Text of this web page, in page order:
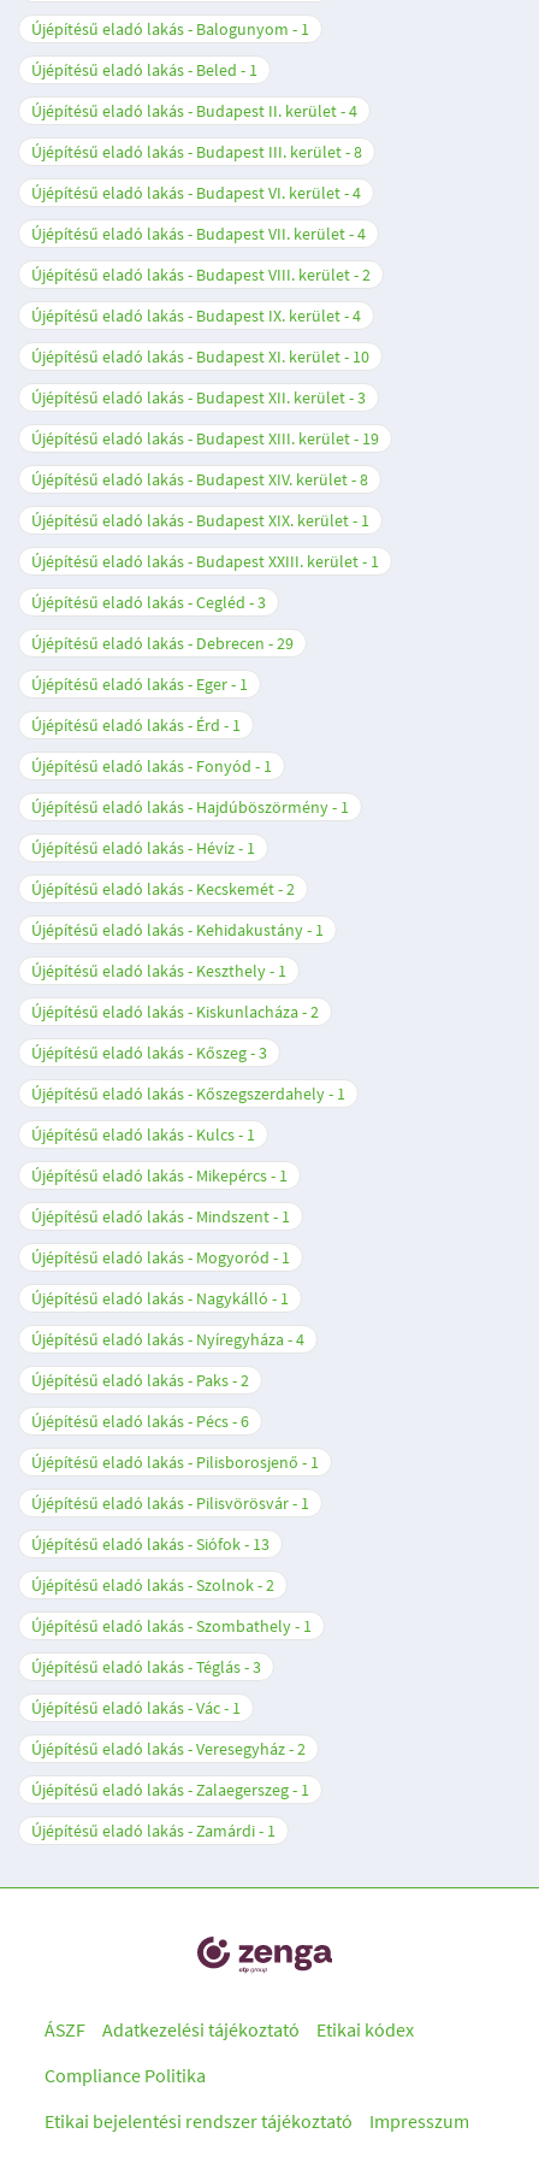
Újépítésű eladó lakás - Balogunyom
1
Újépítésű eladó lakás - Beled
1
Újépítésű eladó lakás - Budapest II. kerület 4
Újépítésű eladó lakás - Budapest III. kerület 8
Újépítésű eladó lakás - Budapest VI. kerület 4
Újépítésű eladó lakás - Budapest VII. kerület 4
Újépítésű eladó lakás - Budapest VIII. kerület 2
Újépítésű eladó lakás - Budapest IX. kerület 4
Újépítésű eladó lakás - Budapest XI. kerület
10
Újépítésű eladó lakás - Budapest XII. kerület 3
Újépítésű eladó lakás - Budapest XIII. kerület
19
Újépítésű eladó lakás - Budapest XIV. kerület 8
Újépítésű eladó lakás - Budapest XIX. kerület
1
Újépítésű eladó lakás - Budapest XXIII. kerület
1
Újépítésű eladó lakás - Cegléd
3
Újépítésű eladó lakás - Debrecen
29
Újépítésű eladó lakás - Eger
1
Újépítésű eladó lakás - Érd
1
Újépítésű eladó lakás - Fonyód
1
Újépítésű eladó lakás - Hajdúböszörmény
1
Újépítésű eladó lakás - Hévíz
1
Újépítésű eladó lakás - Kecskemét 2
Újépítésű eladó lakás - Kehidakustány
1
Újépítésű eladó lakás - Keszthely
1
Újépítésű eladó lakás - Kiskunlacháza 2
Újépítésű eladó lakás - Kőszeg 3
Újépítésű eladó lakás - Kőszegszerdahely
1
Újépítésű eladó lakás - Kulcs
1
Újépítésű eladó lakás - Mikepércs
1
Újépítésű eladó lakás - Mindszent
1
Újépítésű eladó lakás - Mogyoród
1
Újépítésű eladó lakás - Nagykálló
1
Újépítésű eladó lakás - Nyíregyháza 4
Újépítésű eladó lakás - Paks 2
Újépítésű eladó lakás - Pécs 6
Újépítésű eladó lakás - Pilisborosjenő
1
Újépítésű eladó lakás - Pilisvörösvár
1
Újépítésű eladó lakás - Siófok
13
Újépítésű eladó lakás - Szolnok 2
Újépítésű eladó lakás - Szombathely
1
Újépítésű eladó lakás - Téglás 3
Újépítésű eladó lakás - Vác
1
Újépítésű eladó lakás - Veresegyház 2
Újépítésű eladó lakás - Zalaegerszeg
1
Újépítésű eladó lakás - Zamárdi
1
ÁSZF Adatkezelési tájékoztató
Etikai kódex
Compliance Politika
Etikai bejelentési rendszer tájékoztató
Impresszum